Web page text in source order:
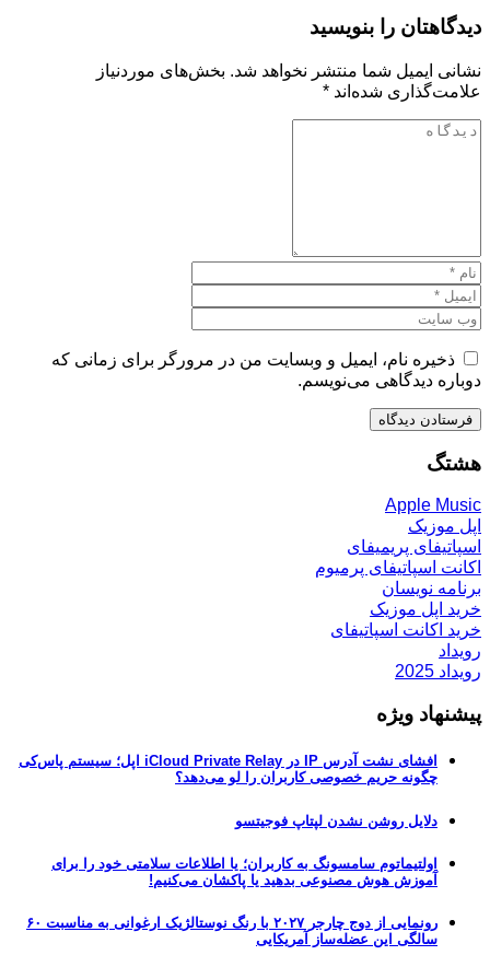
دیدگاهتان را بنویسید
نشانی ایمیل شما منتشر نخواهد شد. بخش‌های موردنیاز
علامت‌گذاری شده‌اند *
ذخیره نام، ایمیل و وبسایت من در مرورگر برای زمانی که
دوباره دیدگاهی می‌نویسم.
هشتگ
Apple Music
اپل موزیک
اسپاتیفای پریمیفای
اکانت اسپاتیفای پرمیوم
برنامه نویسان
خرید اپل موزیک
خرید اکانت اسپاتیفای
رویداد
رویداد 2025
پیشنهاد ویژه
افشای نشت آدرس IP در iCloud Private Relay اپل؛ سیستم پاس‌کی
چگونه حریم خصوصی کاربران را لو می‌دهد؟
دلایل روشن نشدن لپتاپ فوجیتسو
اولتیماتوم سامسونگ به کاربران؛ یا اطلاعات سلامتی خود را برای
آموزش هوش مصنوعی بدهید یا پاکشان می‌کنیم!
رونمایی از دوج چارجر ۲۰۲۷ با رنگ نوستالژیک ارغوانی به مناسبت ۶۰
سالگی این عضله‌ساز آمریکایی